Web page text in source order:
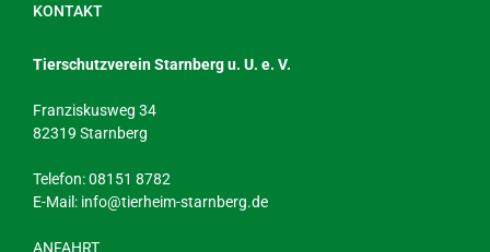
KONTAKT
Tierschutzverein Starnberg u. U. e. V.
Franziskusweg 34
82319 Starnberg
Telefon: 08151 8782
E-Mail: info@tierheim-starnberg.de
ANFAHRT